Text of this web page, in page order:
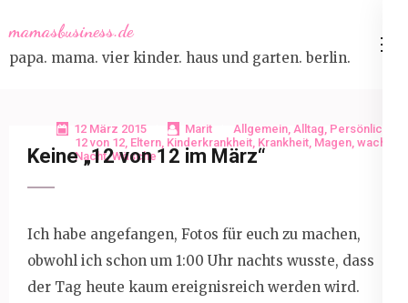
to
content
mamasbusiness.de
papa. mama. vier kinder. haus und garten. berlin.
12 März 2015 Marit Allgemein, Alltag, Persönlich
12 von 12, Eltern, Kinderkrankheit, Krankheit, Magen, wache
Nacht,Wäsche
Keine „12 von 12 im März“
Ich habe angefangen, Fotos für euch zu machen,
obwohl ich schon um 1:00 Uhr nachts wusste, dass
der Tag heute kaum ereignisreich werden wird.